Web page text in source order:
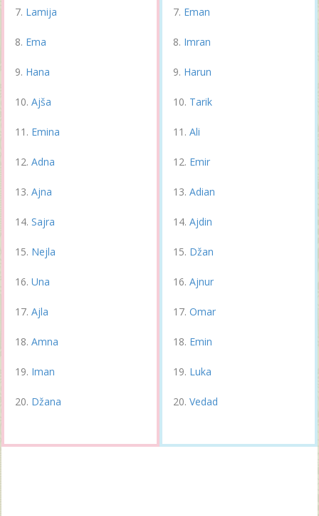
Lamija
Ema
Hana
Ajša
Emina
Adna
Ajna
Sajra
Nejla
Una
Ajla
Amna
Iman
Džana
Eman
Imran
Harun
Tarik
Ali
Emir
Adian
Ajdin
Džan
Ajnur
Omar
Emin
Luka
Vedad